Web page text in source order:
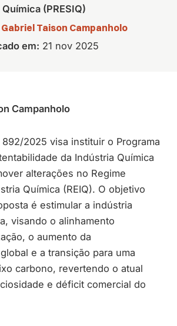
Química (PRESIQ)
Gabriel Taison Campanholo
em: 21 nov 2025
Campanholo
2025 visa instituir o Programa
da Indústria Química
alterações no Regime
Química (REIQ). O objetivo
é estimular a indústria
visando o alinhamento
o aumento da
e a transição para uma
carbono, revertendo o atual
e déficit comercial do